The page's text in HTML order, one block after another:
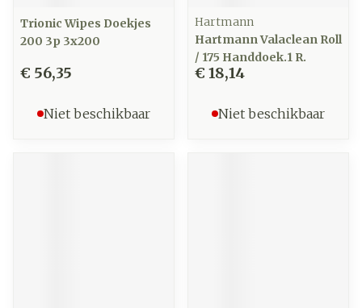
Trionic Wipes Doekjes
200 3p 3x200
€ 56,35
Niet beschikbaar
Hartmann
Hartmann Valaclean Roll
/ 175 Handdoek.1 R.
€ 18,14
Niet beschikbaar